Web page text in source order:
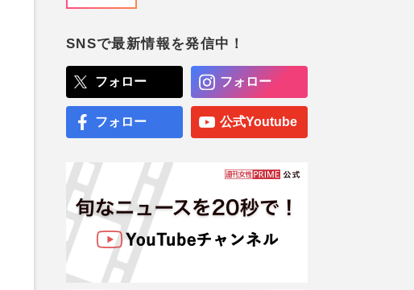
SNSで最新情報を発信中！
フォロー フォロー
フォロー 公式Youtube